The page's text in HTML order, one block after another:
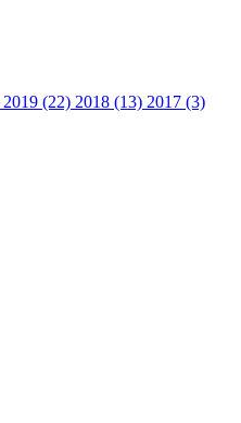
2019 (22) 2018 (13) 2017 (3)